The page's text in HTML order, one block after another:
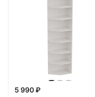
5 990 ₽